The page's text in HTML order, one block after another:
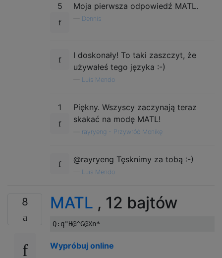
5 Moja pierwsza odpowiedź MATL.
Dennis
I doskonały! To taki zaszczyt, że
używałeś tego języka :-)
Luis Mendo
1
Piękny. Wszyscy zaczynają teraz
skakać na modę MATL!
rayryeng - Przywróć Monikę
@rayryeng Tęsknimy za tobą :-)
Luis Mendo
8 MATL , 12 bajtów
Wypróbuj online